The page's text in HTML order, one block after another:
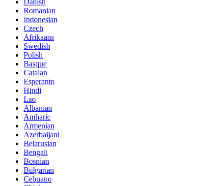
Danish
Romanian
Indonesian
Czech
Afrikaans
Swedish
Polish
Basque
Catalan
Esperanto
Hindi
Lao
Albanian
Amharic
Armenian
Azerbaijani
Belarusian
Bengali
Bosnian
Bulgarian
Cebuano